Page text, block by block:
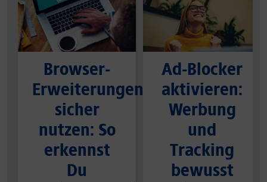
Browser-
Erweiterungen
sicher
nutzen: So
erkennst
Du
Ad-Blocker
aktivieren:
Werbung
und
Tracking
bewusst